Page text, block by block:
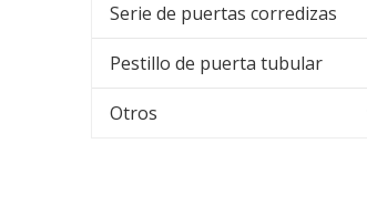
Serie de puertas corredizas
Pestillo de puerta tubular
Otros